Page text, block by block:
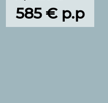
585 € p.p